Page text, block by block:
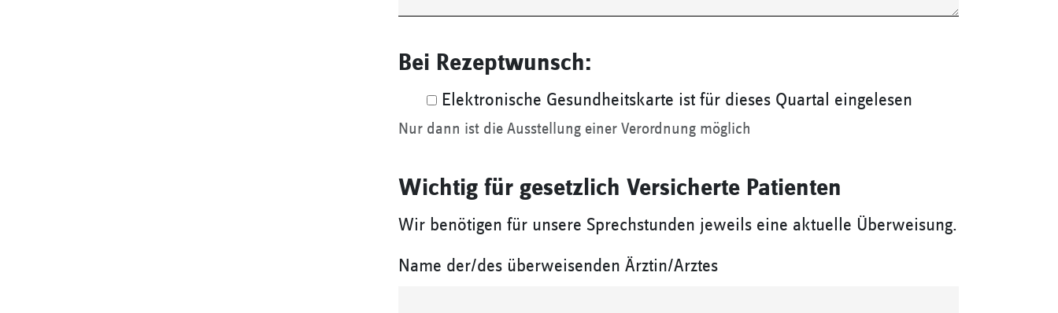
Bei Rezeptwunsch:
Elektronische Gesundheitskarte ist für dieses Quartal eingelesen
Nur dann ist die Ausstellung einer Verordnung möglich
Wichtig für gesetzlich Versicherte Patienten
Wir benötigen für unsere Sprechstunden jeweils eine aktuelle Überweisung.
Name der/des überweisenden Ärztin/Arztes